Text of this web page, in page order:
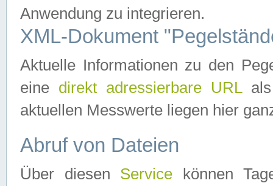
Anwendung zu integrieren.
XML-Dokument
Aktuelle Informationen zu den
eine direkt adressierbare URLals
aktuellen Messwerte liegen hier
Abruf von Dateien
Über diesen Service können